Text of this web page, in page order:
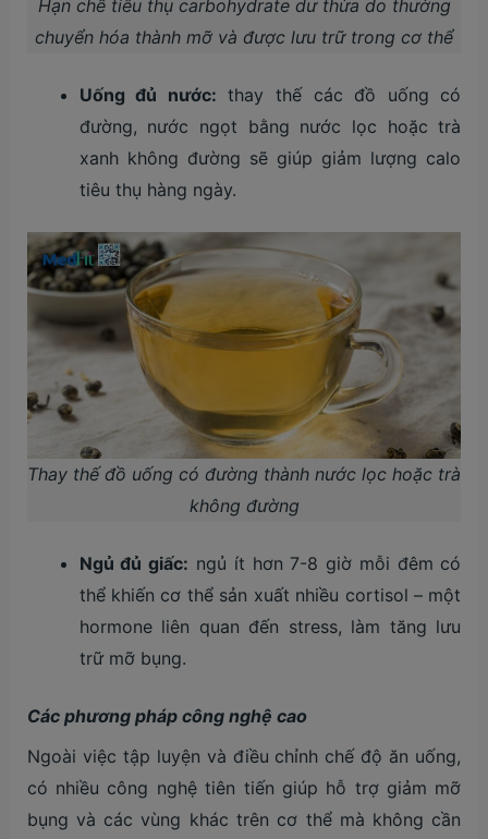
Hạn chế tiêu thụ carbohydrate dư thừa do thường
chuyển hóa thành mỡ và được lưu trữ trong cơ thể
Uống đủ nước: thay thế các đồ uống có
đường, nước ngọt bằng nước lọc hoặc trà
xanh không đường sẽ giúp giảm lượng calo
tiêu thụ hàng ngày.
Thay thế đồ uống có đường thành nước lọc hoặc trà
không đường
Ngủ đủ giấc: ngủ ít hơn 7-8 giờ mỗi đêm có
thể khiến cơ thể sản xuất nhiều cortisol – một
hormone liên quan đến stress, làm tăng lưu
trữ mỡ bụng.
Các phương pháp công nghệ cao
Ngoài việc tập luyện và điều chỉnh chế độ ăn uống,
có nhiều công nghệ tiên tiến giúp hỗ trợ giảm mỡ
bụng và các vùng khác trên cơ thể mà không cần